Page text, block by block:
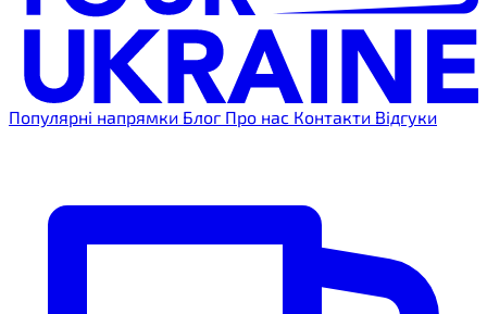
Популярні напрямки Блог Про нас Контакти Відгуки